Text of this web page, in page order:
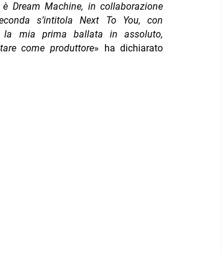
Dream Machine, in collaborazione
s’intitola Next To You, con
mia prima ballata in assoluto,
come produttore» ha dichiarato